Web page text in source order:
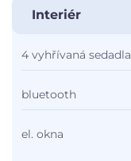
Interiér
4 vyhřívaná sedadla
bluetooth
el. okna